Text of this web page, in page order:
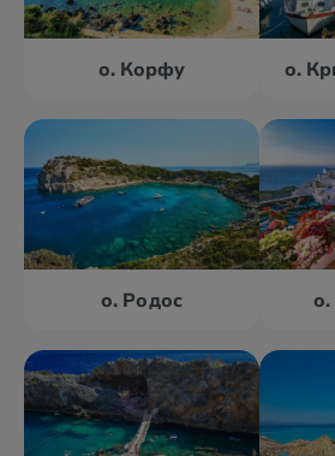
о. Корфу о.
о. Родос